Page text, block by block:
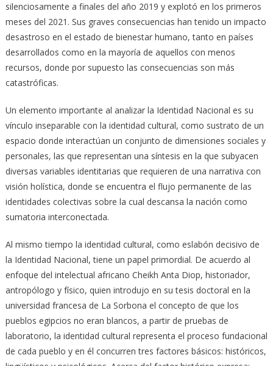
silenciosamente a finales del año 2019 y explotó en los primeros
meses del 2021. Sus graves consecuencias han tenido un impacto
desastroso en el estado de bienestar humano, tanto en países
desarrollados como en la mayoría de aquellos con menos
recursos, donde por supuesto las consecuencias son más
catastróficas.
Un elemento importante al analizar la Identidad Nacional es su
vínculo inseparable con la identidad cultural, como sustrato de un
espacio donde interactúan un conjunto de dimensiones sociales y
personales, las que representan una síntesis en la que subyacen
diversas variables identitarias que requieren de una narrativa con
visión holística, donde se encuentra el flujo permanente de las
identidades colectivas sobre la cual descansa la nación como
sumatoria interconectada.
Al mismo tiempo la identidad cultural, como eslabón decisivo de
la Identidad Nacional, tiene un papel primordial. De acuerdo al
enfoque del intelectual africano Cheikh Anta Diop, historiador,
antropólogo y físico, quien introdujo en su tesis doctoral en la
universidad francesa de La Sorbona el concepto de que los
pueblos egipcios no eran blancos, a partir de pruebas de
laboratorio, la identidad cultural representa el proceso fundacional
de cada pueblo y en él concurren tres factores básicos: históricos,